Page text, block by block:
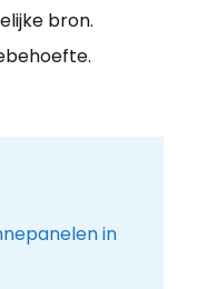
bron.
in